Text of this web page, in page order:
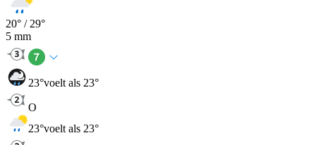
20° / 29°
5 mm
23°voelt als 23°
O
23°voelt als 23°